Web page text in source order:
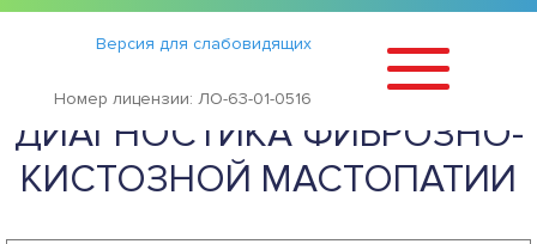
Версия для слабовидящих
Номер лицензии: ЛО-63-01-0516
Статьи ›
СИМПТОМЫ И
ДИАГНОСТИКА ФИБРОЗНО-
КИСТОЗНОЙ МАСТОПАТИИ